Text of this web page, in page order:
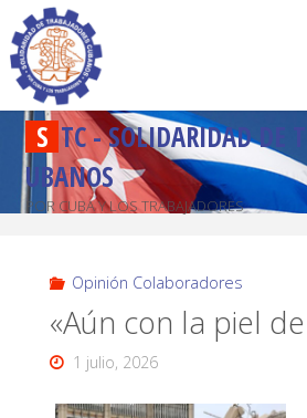
S TC-SOLIDARIDADD
U BANOS
POR CUBA Y LOS TRABAJADORES
Opinión Colaboradores
«Aún con la piel
1 julio, 2026